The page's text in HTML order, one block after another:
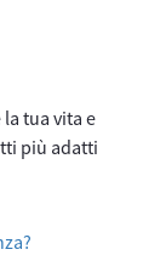
tua vita e
più adatti